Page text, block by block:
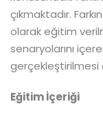
çıkmaktadır.
olarak eğitim
senaryolarını
gerçekleştirilmesi
Eğitim İçeriği